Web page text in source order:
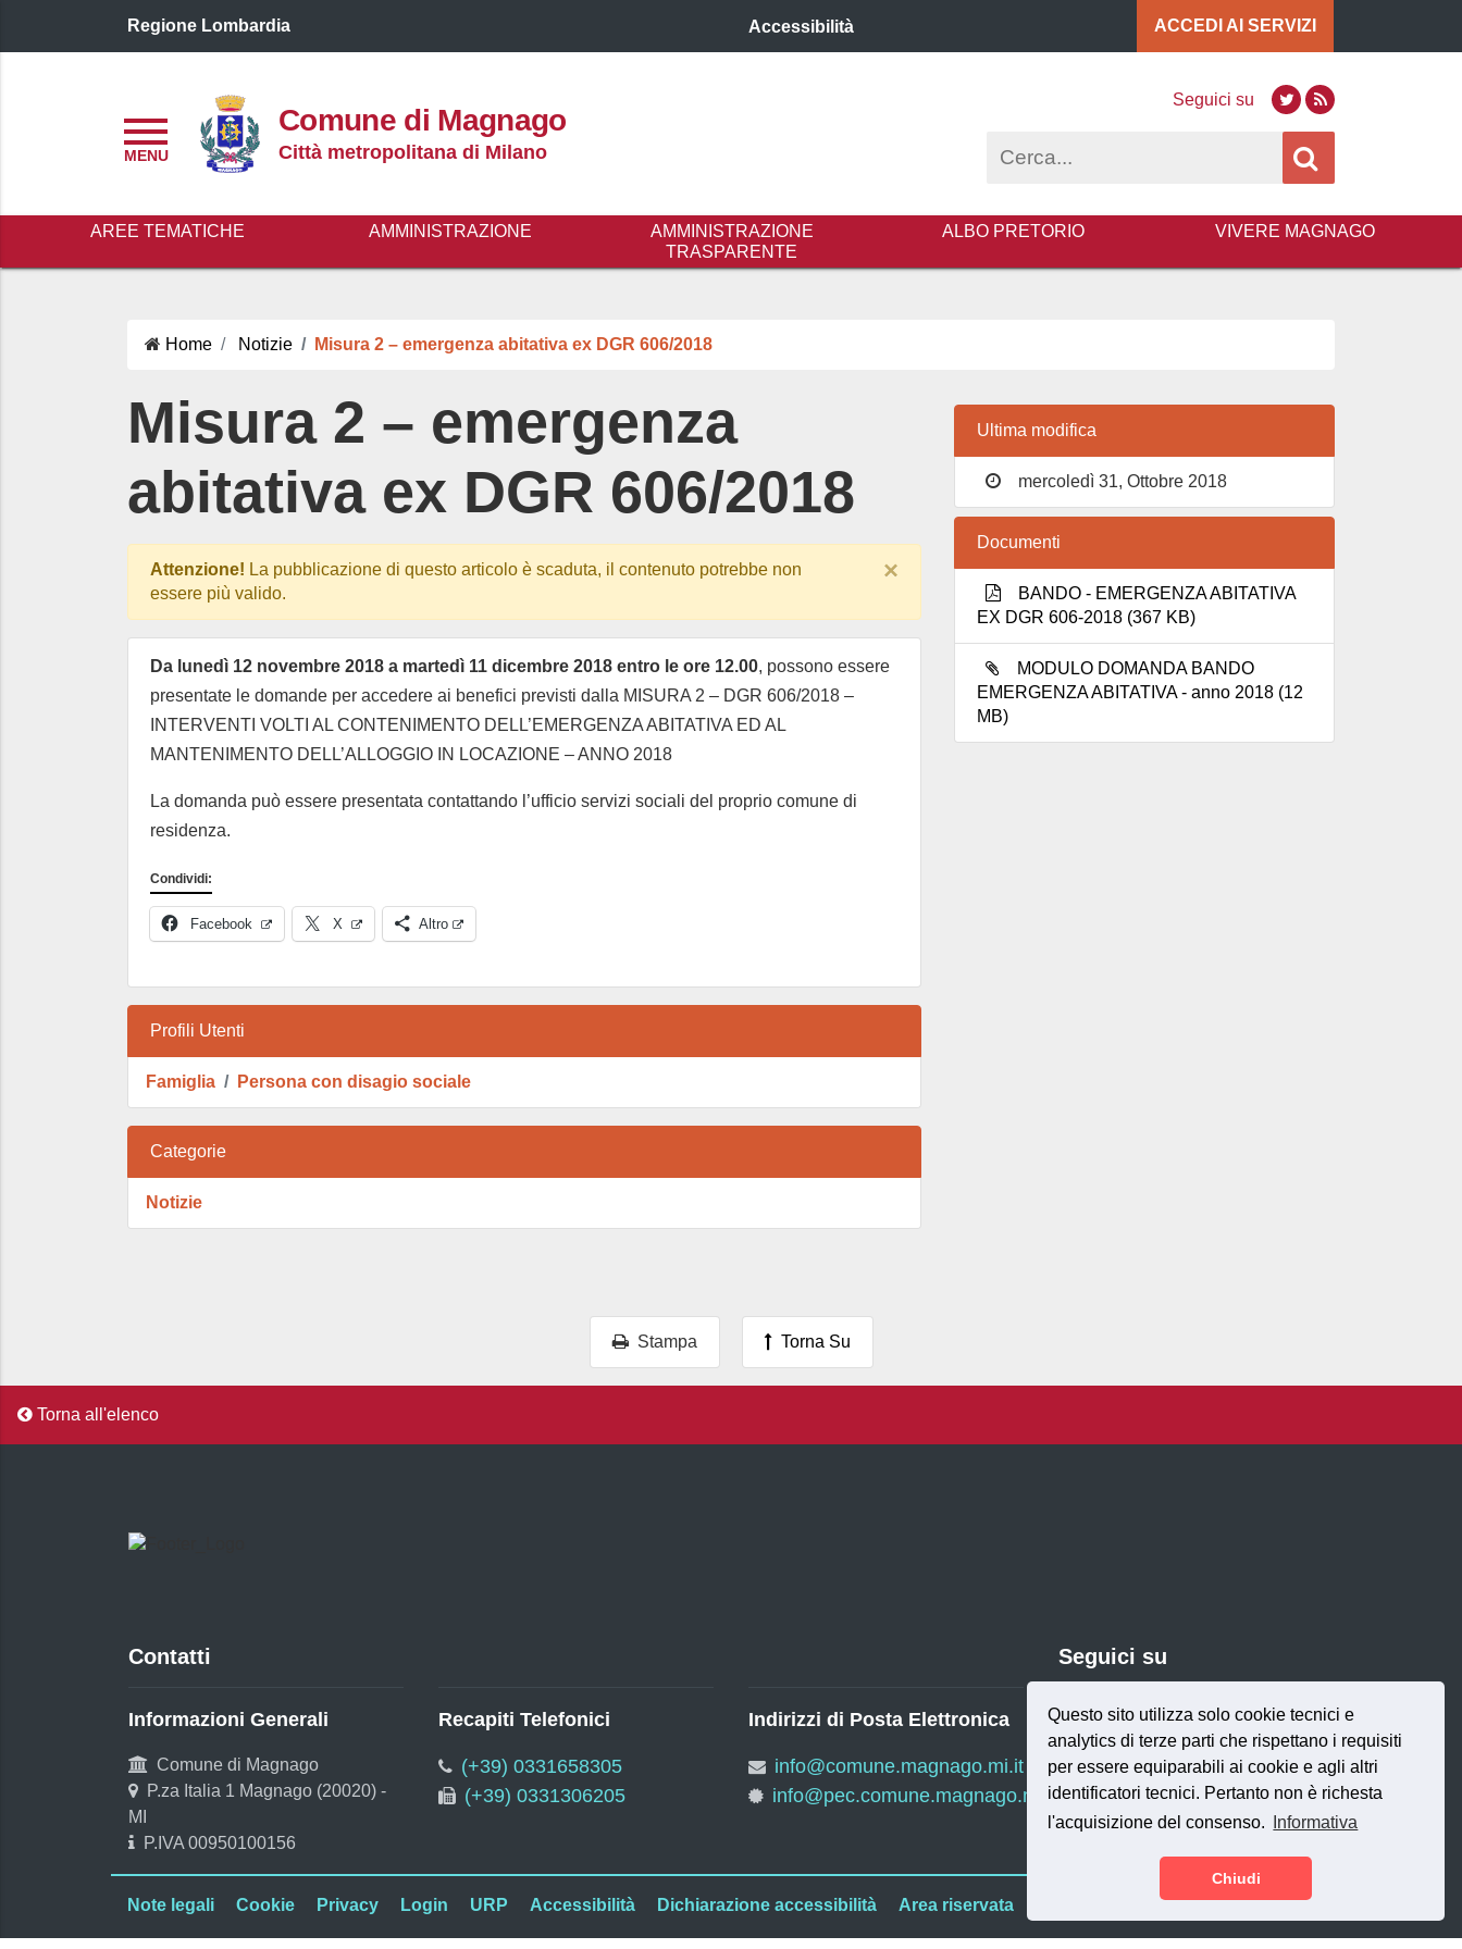
Questo sito utilizza solo cookie tecnici e
analytics di terze parti che rispettano i requisiti
per essere equiparabili ai cookie e agli altri
identificatori tecnici. Pertanto non è richesta
l'acquisizione del consenso.
Informativa
Chiudi
Regione Lombardia Accessibilità ACCEDI AI SERVIZI
Comune di Magnago
Città metropolitana di Milano
Seguici su TwitterRSS
AREE TEMATICHE AMMINISTRAZIONE
AMMINISTRAZIONE
TRASPARENTE
ALBO PRETORIO VIVERE MAGNAGO
Home Notizie Misura 2 – emergenza abitativa ex DGR 606/2018
Misura 2 – emergenza
abitativa ex DGR 606/2018
Attenzione! La pubblicazione di questo articolo è scaduta, il contenuto potrebbe non
essere più valido.
×
Da lunedì 12 novembre 2018 a martedì 11 dicembre 2018 entro le ore 12.00, possono essere
presentate le domande per accedere ai benefici previsti dalla MISURA 2 – DGR 606/2018 –
INTERVENTI VOLTI AL CONTENIMENTO DELL’EMERGENZA ABITATIVA ED AL
MANTENIMENTO DELL’ALLOGGIO IN LOCAZIONE – ANNO 2018
La domanda può essere presentata contattando l’ufficio servizi sociali del proprio comune di
residenza.
Condividi:
Facebook X Altro
Profili Utenti
Famiglia Persona con disagio sociale
Categorie
Notizie
Ultima modifica
mercoledì 31, Ottobre 2018
Documenti
BANDO - EMERGENZA ABITATIVA
EX DGR 606-2018 (367 KB)
MODULO DOMANDA BANDO
EMERGENZA ABITATIVA - anno 2018 (12
MB)
Stampa Torna Su
Torna all'elenco
Contatti
Informazioni Generali
Comune di Magnago
P.za Italia 1 Magnago (20020) -
MI
P.IVA 00950100156
Recapiti Telefonici
(+39) 0331658305
(+39) 0331306205
Indirizzi di Posta Elettronica
info@comune.magnago.mi.it
info@pec.comune.magnago.mi.it
Seguici su
TwitterRSS
Note legali Cookie Privacy Login URP Accessibilità Dichiarazione accessibilità Area riservata